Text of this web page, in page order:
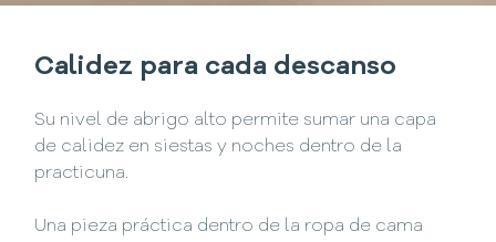
Calidez para cada descanso
Su nivel de abrigo alto permite sumar una capa
de calidez en siestas y noches dentro de la
practicuna.
Una pieza práctica dentro de la ropa de cama